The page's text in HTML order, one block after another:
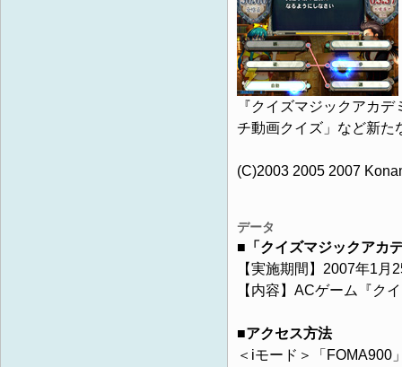
『クイズマジックアカ
チ動画クイズ」など新た
(C)2003 2005 2007
データ
■「クイズマジックアカ
【実施期間】2007年1
【内容】ACゲーム『ク
■アクセス方法
＜iモード＞「FOMA900